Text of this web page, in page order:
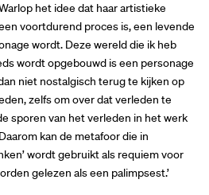
het idee dat haar artistieke
voortdurend proces is, een levende
wordt. Deze wereld die ik heb
wordt opgebouwd is een personage
niet nostalgisch terug te kijken op
zelfs om over dat verleden te
sporen van het verleden in het werk
kan de metafoor die in
wordt gebruikt als requiem voor
gelezen als een palimpsest.’